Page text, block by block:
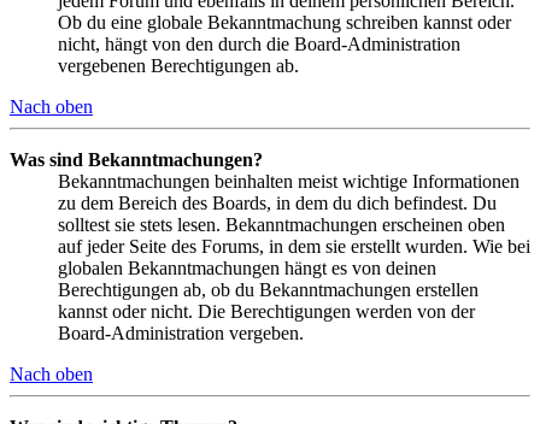
Ob du eine globale Bekanntmachung schreiben kannst oder
nicht, hängt von den durch die Board-Administration
vergebenen Berechtigungen ab.
Nach oben
Was sind Bekanntmachungen?
Bekanntmachungen beinhalten meist wichtige Informationen
zu dem Bereich des Boards, in dem du dich befindest. Du
solltest sie stets lesen. Bekanntmachungen erscheinen oben
auf jeder Seite des Forums, in dem sie erstellt wurden. Wie bei
globalen Bekanntmachungen hängt es von deinen
Berechtigungen ab, ob du Bekanntmachungen erstellen
kannst oder nicht. Die Berechtigungen werden von der
Board-Administration vergeben.
Nach oben